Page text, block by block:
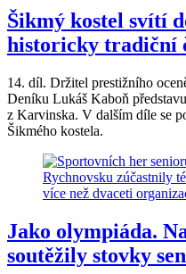
Šikmý kostel svítí
historicky tradiční
14. díl. Držitel prestižního
Deníku Lukáš Kaboň
z Karvinska. V dalším díle se
Šikmého kostela.
Jako olympiáda.
soutěžily stovky